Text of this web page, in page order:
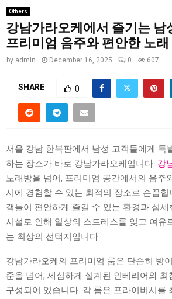
Others
강남가라오케에서 즐기는 남
프리미엄 음주와 편안한 노
by admin December 16, 2025 0 607
SHARE 0
서울 강남 한복판에서 남성 고객들에게 특
하는 장소가 바로 강남가라오케입니다. 강
노래방을 넘어, 프리미엄 공간에서의 음주
시에 경험할 수 있는 최적의 장소로 손꼽힙
객들이 편안하게 즐길 수 있는 환경과 섬
시설로 인해 일상의 스트레스를 잊고 여유
는 최상의 선택지입니다.
강남가라오케의 프리미엄 룸은 단순히 방
준을 넘어, 세심하게 설계된 인테리어와
구성되어 있습니다. 각 룸은 프라이버시를